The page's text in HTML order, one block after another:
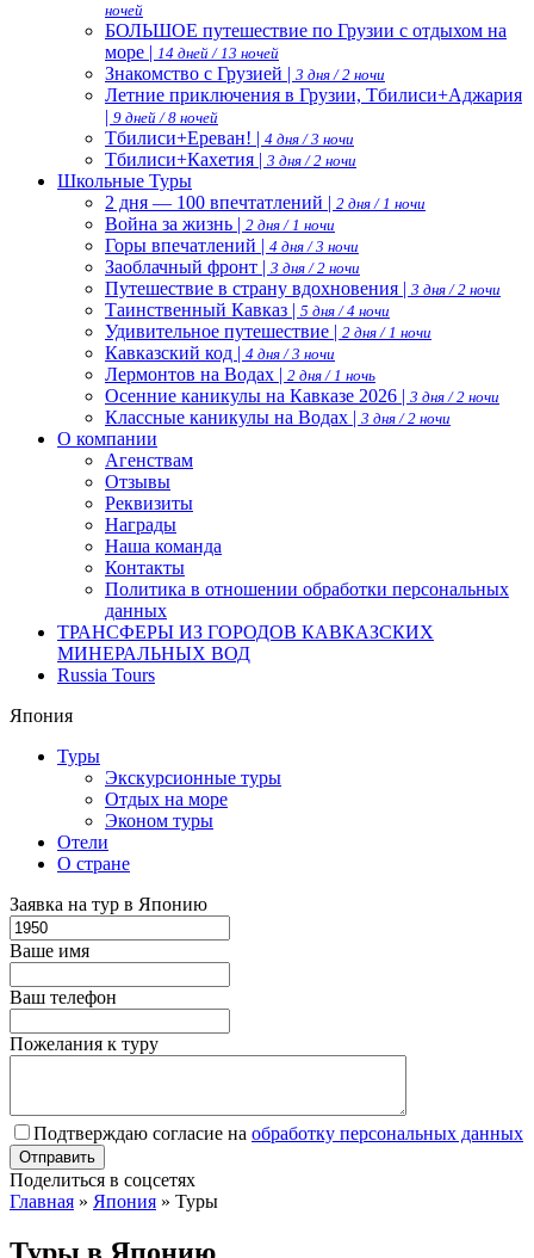
ночей
БОЛЬШОЕ путешествие по Грузии с отдыхом на
море | 14 дней / 13 ночей
Знакомство с Грузией | 3 дня / 2 ночи
Летние приключения в Грузии, Тбилиси+Аджария
| 9 дней / 8 ночей
Тбилиси+Ереван! | 4 дня / 3 ночи
Тбилиси+Кахетия | 3 дня / 2 ночи
Школьные Туры
2 дня — 100 впечтатлений | 2 дня / 1 ночи
Война за жизнь | 2 дня / 1 ночи
Горы впечатлений | 4 дня / 3 ночи
Заоблачный фронт | 3 дня / 2 ночи
Путешествие в страну вдохновения | 3 дня / 2 ночи
Таинственный Кавказ | 5 дня / 4 ночи
Удивительное путешествие | 2 дня / 1 ночи
Кавказский код | 4 дня / 3 ночи
Лермонтов на Водах | 2 дня / 1 ночь
Осенние каникулы на Кавказе 2026 | 3 дня / 2 ночи
Классные каникулы на Водах | 3 дня / 2 ночи
О компании
Агенствам
Отзывы
Реквизиты
Награды
Наша команда
Контакты
Политика в отношении обработки персональных
данных
ТРАНСФЕРЫ ИЗ ГОРОДОВ КАВКАЗСКИХ
МИНЕРАЛЬНЫХ ВОД
Russia Tours
Япония
Туры
Экскурсионные туры
Отдых на море
Эконом туры
Отели
О стране
Заявка на тур в Японию
Ваше имя
Ваш телефон
Пожелания к туру
Подтверждаю согласие на обработку персональных данных
Поделиться в соцсетях
Главная » Япония » Туры